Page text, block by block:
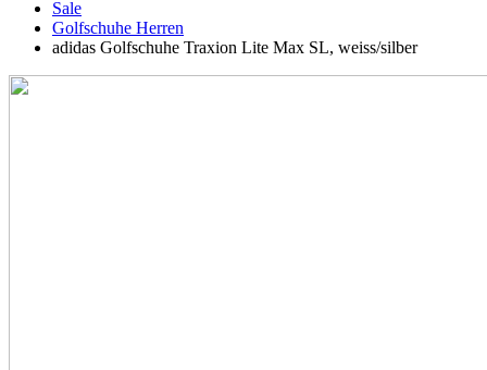
Sale
Golfschuhe Herren
adidas Golfschuhe Traxion Lite Max SL, weiss/silber